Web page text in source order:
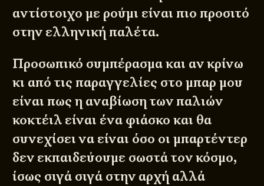
αντίστοιχο με ρούμι είναι πιο προσιτό
στην ελληνική παλέτα.
Προσωπικό συμπέρασμα και αν κρίνω
κι από τις παραγγελίες στο μπαρ μου
είναι πως η αναβίωση των παλιών
κοκτέιλ είναι ένα φιάσκο και θα
συνεχίσει να είναι όσο οι μπαρτέντερ
δεν εκπαιδεύουμε σωστά τον κόσμο,
ίσως σιγά σιγά στην αρχή αλλά